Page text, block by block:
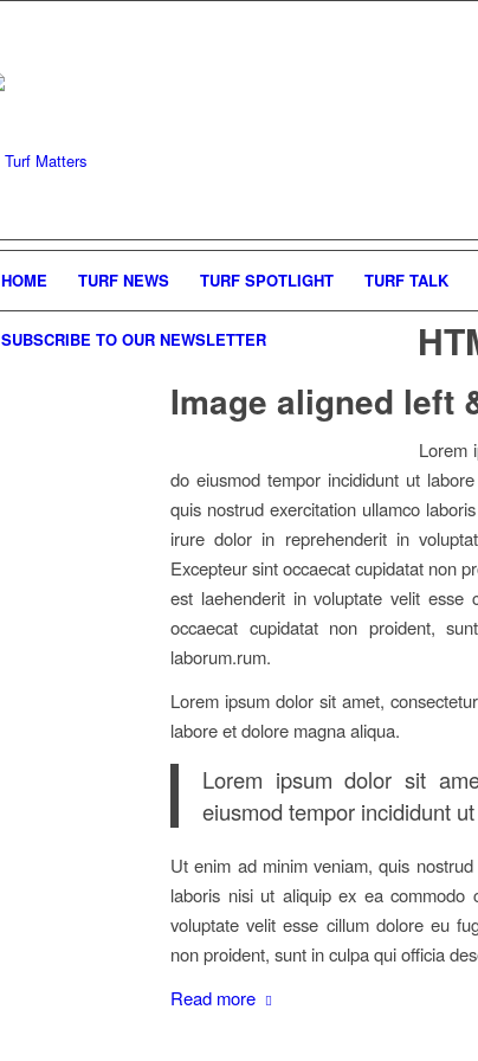
HOME TURF NEWS TURF SPOTLIGHT TURF TALK
SUBSCRIBE TO OUR NEWSLETTER
Image aligned left
Lorem
do eiusmod tempor incididunt ut
quis nostrud exercitation ullamco
irure dolor in reprehenderit in
Excepteur sint occaecat cupidatat non
est laehenderit in voluptate velit esse
occaecat cupidatat non proident,
laborum.rum.
Lorem ipsum dolor sit amet,
labore et dolore magna aliqua.
Lorem ipsum dolor sit
eiusmod tempor incididunt
Ut enim ad minim veniam, quis
laboris nisi ut aliquip ex ea
voluptate velit esse cillum dolore eu
non proident, sunt in culpa qui officia
Read more